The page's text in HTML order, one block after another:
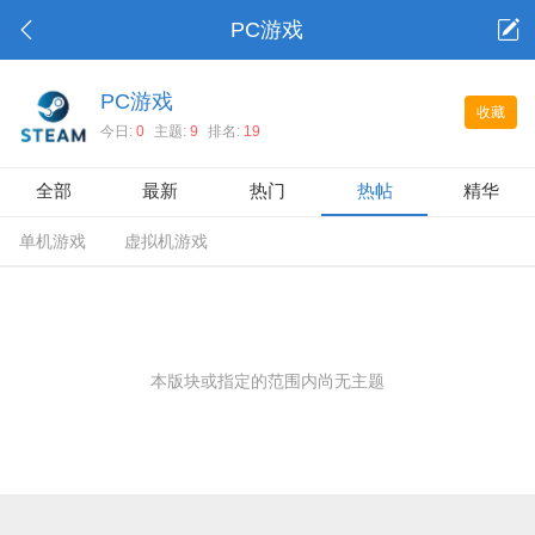
PC游戏
收藏
PC游戏
今日: 0 主题: 9 排名: 19
全部 最新 热门 热帖 精华
单机游戏 虚拟机游戏
本版块或指定的范围内尚无主题